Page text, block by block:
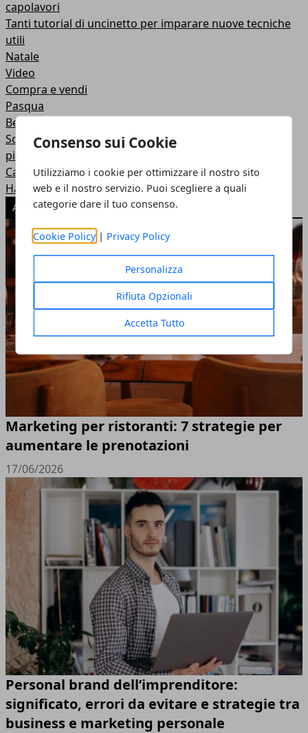
Consenso sui Cookie
Utilizziamo i cookie per ottimizzare il nostro sito
web e il nostro servizio. Puoi scegliere a quali
categorie dare il tuo consenso.
Cookie Policy | Privacy Policy
Personalizza
Rifiuta Opzionali
Accetta Tutto
capolavori
Tanti tutorial di uncinetto per imparare nuove tecniche
utili
Natale
Video
Compra e vendi
Pasqua
Befana
Schemi uncinetto per bambini: tante idee sfiziose per i
più piccoli
Carnevale
Halloween
ARTICOLI POPOLARI
Marketing per ristoranti: 7 strategie per
aumentare le prenotazioni
17/06/2026
Personal brand dell’imprenditore:
significato, errori da evitare e strategie tra
business e marketing personale